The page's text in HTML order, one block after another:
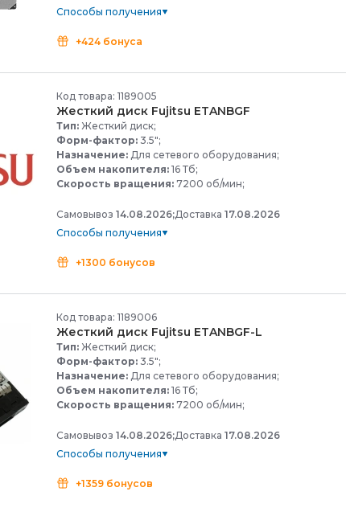
Способы получения
+424 бонуса
Код товара: 1189005
Жесткий диск Fujitsu ETANBGF
Тип: Жесткий диск;
Форм-фактор: 3.5";
Назначение: Для сетевого оборудования;
Объем накопителя: 16 Тб;
Скорость вращения: 7200 об/мин;
Самовывоз 14.08.2026;Доставка 17.08.2026
Способы получения
+1300 бонусов
Код товара: 1189006
Жесткий диск Fujitsu ETANBGF-L
Тип: Жесткий диск;
Форм-фактор: 3.5";
Назначение: Для сетевого оборудования;
Объем накопителя: 16 Тб;
Скорость вращения: 7200 об/мин;
Самовывоз 14.08.2026;Доставка 17.08.2026
Способы получения
+1359 бонусов